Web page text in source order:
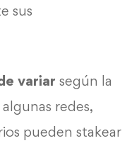
sus
variar según la
redes,
pueden stakear